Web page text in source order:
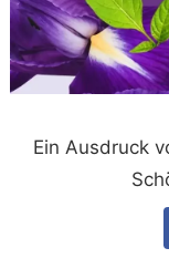
Ein Ausdruck